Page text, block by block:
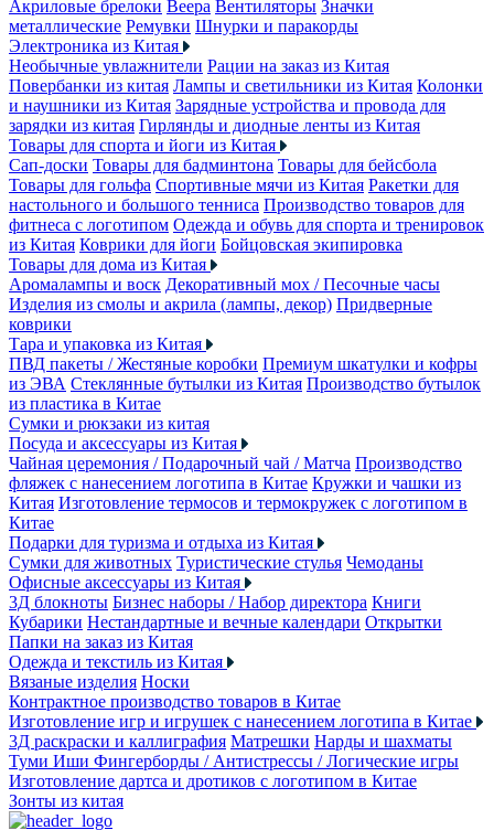
Акриловые брелоки Веера Вентиляторы Значки
металлические Ремувки Шнурки и паракорды
Электроника из Китая
Необычные увлажнители Рации на заказ из Китая
Повербанки из китая Лампы и светильники из Китая Колонки
и наушники из Китая Зарядные устройства и провода для
зарядки из китая Гирлянды и диодные ленты из Китая
Товары для спорта и йоги из Китая
Сап-доски Товары для бадминтона Товары для бейсбола
Товары для гольфа Спортивные мячи из Китая Ракетки для
настольного и большого тенниса Производство товаров для
фитнеса с логотипом Одежда и обувь для спорта и тренировок
из Китая Коврики для йоги Бойцовская экипировка
Товары для дома из Китая
Аромалампы и воск Декоративный мох / Песочные часы
Изделия из смолы и акрила (лампы, декор) Придверные
коврики
Тара и упаковка из Китая
ПВД пакеты / Жестяные коробки Премиум шкатулки и кофры
из ЭВА Стеклянные бутылки из Китая Производство бутылок
из пластика в Китае
Сумки и рюкзаки из китая
Посуда и аксессуары из Китая
Чайная церемония / Подарочный чай / Матча Производство
фляжек с нанесением логотипа в Китае Кружки и чашки из
Китая Изготовление термосов и термокружек с логотипом в
Китае
Подарки для туризма и отдыха из Китая
Сумки для животных Туристические стулья Чемоданы
Офисные аксессуары из Китая
3Д блокноты Бизнес наборы / Набор директора Книги
Кубарики Нестандартные и вечные календари Открытки
Папки на заказ из Китая
Одежда и текстиль из Китая
Вязаные изделия Носки
Контрактное производство товаров в Китае
Изготовление игр и игрушек с нанесением логотипа в Китае
3Д раскраски и каллиграфия Матрешки Нарды и шахматы
Туми Иши Фингерборды / Антистрессы / Логические игры
Изготовление дартса и дротиков с логотипом в Китае
Зонты из китая